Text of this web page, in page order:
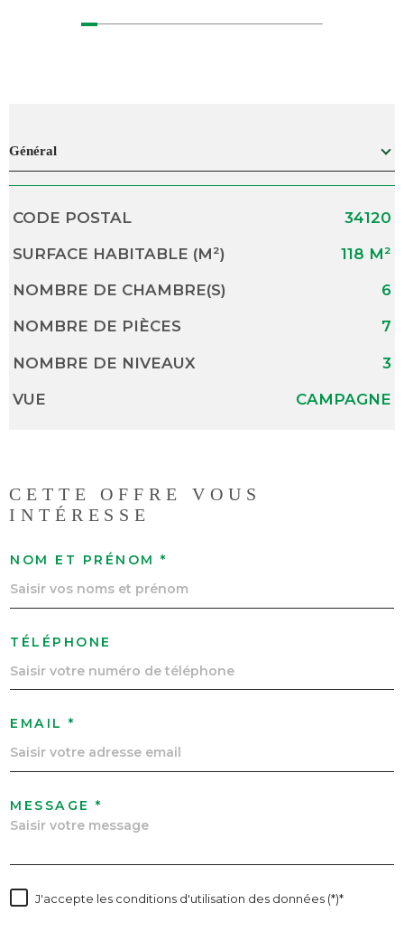
Général
Caractérisque Valeurs
CODE POSTAL 34120
SURFACE HABITABLE (M²) 118 M²
NOMBRE DE CHAMBRE(S) 6
NOMBRE DE PIÈCES 7
NOMBRE DE NIVEAUX 3
VUE CAMPAGNE
CETTE OFFRE
VOUS
INTÉRESSE
NOM ET PRÉNOM *
TÉLÉPHONE
EMAIL *
MESSAGE *
J'accepte les conditions d'utilisation des données (*)*